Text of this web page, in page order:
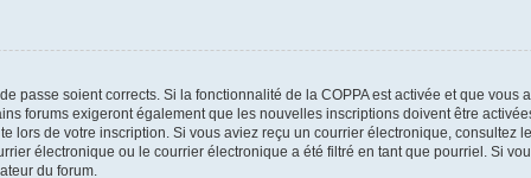
passe soient corrects. Si la fonctionnalité de la COPPA est activée et que
forums exigeront également que les nouvelles inscriptions doivent être
lors de votre inscription. Si vous aviez reçu un courrier électronique, consultez
électronique ou le courrier électronique a été filtré en tant que pourriel. Si
du forum.